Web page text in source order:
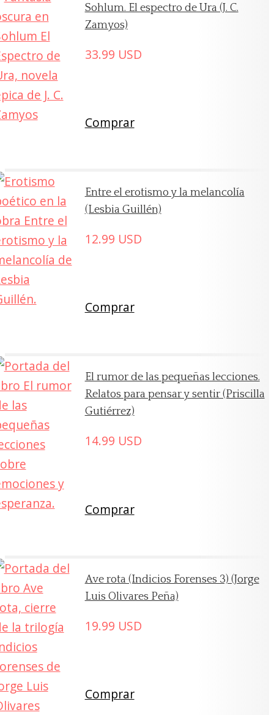
Sohlum. El espectro de Ura (J. C.
Zamyos)
33.99 USD
Comprar
Entre el erotismo y la melancolía
(Lesbia Guillén)
12.99 USD
Comprar
El rumor de las pequeñas lecciones.
Relatos para pensar y sentir (Priscilla
Gutiérrez)
14.99 USD
Comprar
Ave rota (Indicios Forenses 3) (Jorge
Luis Olivares Peña)
19.99 USD
Comprar